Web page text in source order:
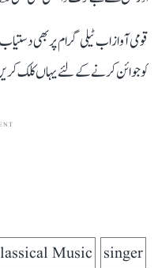
قومی آواز اب ٹیلی گرام پر بھی
کو جوائن کرنے کے لئے یہاں کلک
singer
Music